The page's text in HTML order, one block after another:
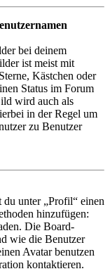
bei deinem
ist meist mit
Kästchen oder
Status im Forum
wird auch als
in der Regel um
zu Benutzer
unter „Profil“ einen
hinzufügen:
Die Board-
wie die Benutzer
Avatar benutzen
kontaktieren.